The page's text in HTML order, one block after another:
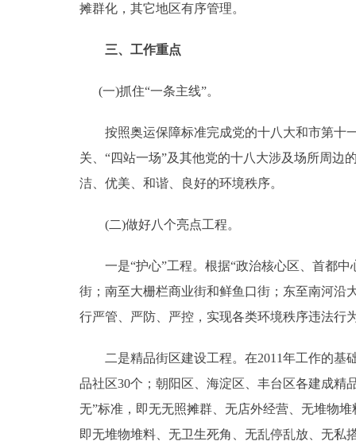
DEUTSCH
ESPAÑOL
ITALIANO
摊群化，其它地区有序管理。
三、工作重点
(一)抓住“一条主线”。
按照奥运保障标准完成党的十八大和市第十一
关、“四站一场”及其他党的十八大涉及场所周边
洁、优美、和谐、良好的环境秩序。
(二)做好八个亮点工程。
一是“护心”工程。根据“政治核心区、首都中
街；南至大栅栏商业街和鲜鱼口街；东至南河沿
行严管、严防、严控，实现各类环境秩序违法行
二是精品街区建设工程。在2011年工作的基
品社区30个；朝阳区、海淀区、丰台区各建成精
无”标准，即无无照摊群、无店外经营、无堆物
即无堆物堆料、无卫生死角、无乱停乱放、无